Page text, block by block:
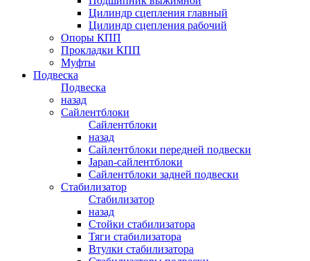
Цилиндр сцепления главный
Цилиндр сцепления рабочий
Опоры КПП
Прокладки КПП
Муфты
Подвеска
Подвеска
назад
Сайлентблоки
Сайлентблоки
назад
Сайлентблоки передней подвески
Japan-сайлентблоки
Сайлентблоки задней подвески
Стабилизатор
Стабилизатор
назад
Стойки стабилизатора
Тяги стабилизатора
Втулки стабилизатора